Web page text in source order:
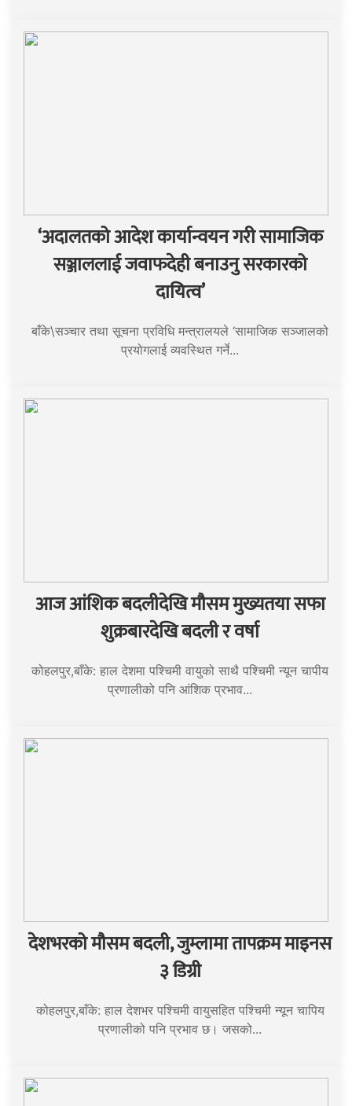
‘अदालतको आदेश कार्यान्वयन गरी सामाजिक
सञ्जाललाई जवाफदेही बनाउनु सरकारको
दायित्व’
बाँके\सञ्चार तथा सूचना प्रविधि मन्त्रालयले ‘सामाजिक सञ्जालको
प्रयोगलाई व्यवस्थित गर्ने...
आज आंशिक बदलीदेखि मौसम मुख्यतया सफा
शुक्रबारदेखि बदली र वर्षा
कोहलपुर,बाँके: हाल देशमा पश्चिमी वायुको साथै पश्चिमी न्यून चापीय
प्रणालीको पनि आंशिक प्रभाव...
देशभरको मौसम बदली, जुम्लामा तापक्रम माइनस
३ डिग्री
कोहलपुर,बाँके: हाल देशभर पश्चिमी वायुसहित पश्चिमी न्यून चापिय
प्रणालीको पनि प्रभाव छ। जसको...